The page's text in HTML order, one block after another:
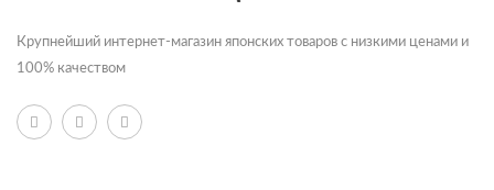
Крупнейший интернет-магазин японских товаров с низкими ценами и
100% качеством